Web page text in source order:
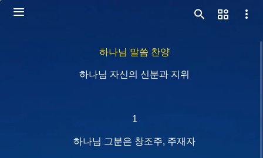
하나님 말씀 찬양
하나님 자신의 신분과 지위
1
하나님 그분은 창조주, 주재자